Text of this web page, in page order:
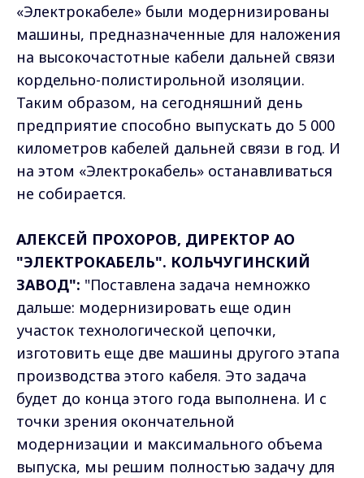
«Электрокабеле» были модернизированы
машины, предназначенные для наложения
на высокочастотные кабели дальней связи
кордельно-полистирольной изоляции.
Таким образом, на сегодняшний день
предприятие способно выпускать до 5 000
километров кабелей дальней связи в год. И
на этом «Электрокабель» останавливаться
не собирается.
АЛЕКСЕЙ ПРОХОРОВ, ДИРЕКТОР АО
"ЭЛЕКТРОКАБЕЛЬ". КОЛЬЧУГИНСКИЙ
ЗАВОД": "Поставлена задача немножко
дальше: модернизировать еще один
участок технологической цепочки,
изготовить еще две машины другого этапа
производства этого кабеля. Это задача
будет до конца этого года выполнена. И с
точки зрения окончательной
модернизации и максимального объема
выпуска, мы решим полностью задачу для